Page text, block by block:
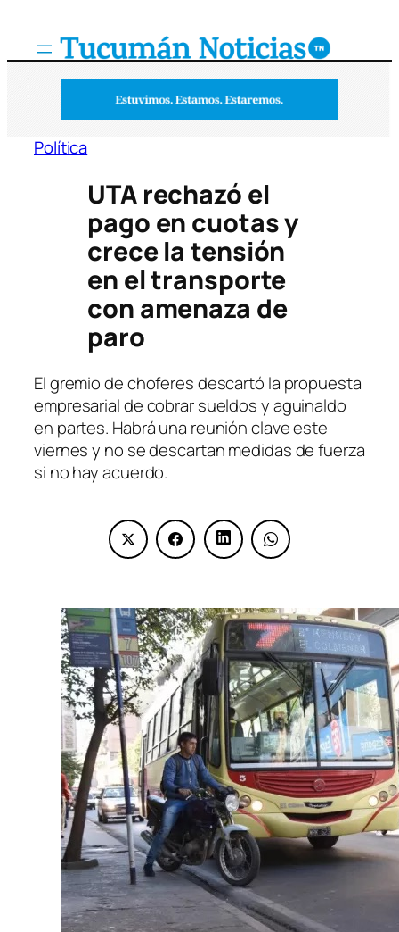
Política
UTA rechazó el
pago en cuotas y
crece la tensión
en el transporte
con amenaza de
paro
El gremio de choferes descartó la propuesta
empresarial de cobrar sueldos y aguinaldo
en partes. Habrá una reunión clave este
viernes y no se descartan medidas de fuerza
si no hay acuerdo.